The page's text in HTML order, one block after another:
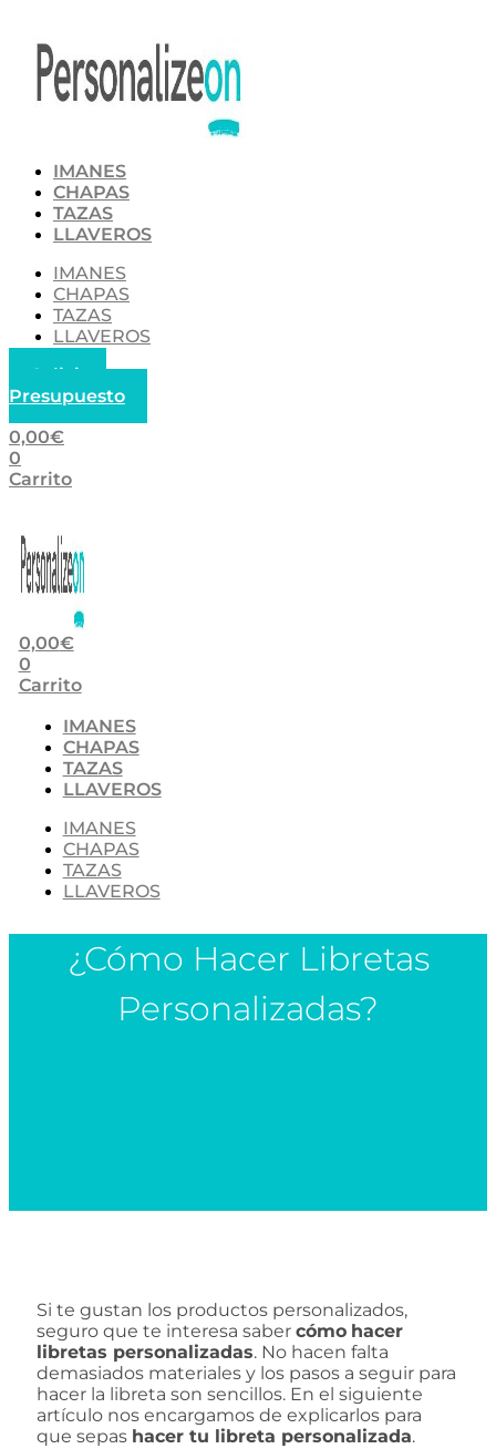
contenido
IMANES
CHAPAS
TAZAS
LLAVEROS
IMANES
CHAPAS
TAZAS
LLAVEROS
Solicitar
Presupuesto
0,00€
0
Carrito
0,00€
0
Carrito
IMANES
CHAPAS
TAZAS
LLAVEROS
IMANES
CHAPAS
TAZAS
LLAVEROS
¿Cómo Hacer Libretas
Personalizadas?
Si te gustan los productos personalizados,
seguro que te interesa saber cómo hacer
libretas personalizadas. No hacen falta
demasiados materiales y los pasos a seguir para
hacer la libreta son sencillos. En el siguiente
artículo nos encargamos de explicarlos para
que sepas hacer tu libreta personalizada.